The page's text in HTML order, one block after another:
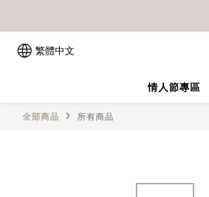
繁體中文
情人節專區
全部商品 所有商品